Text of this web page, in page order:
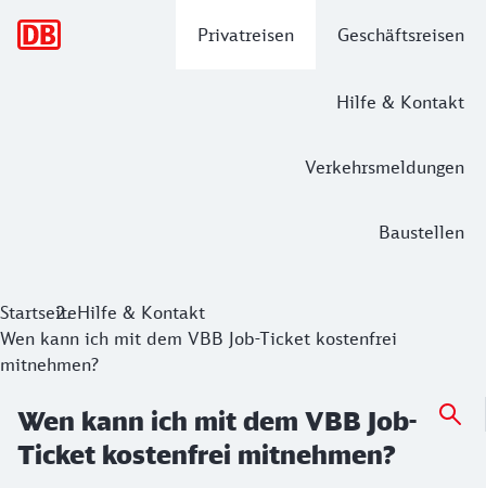
Privatreisen Geschäftsreisen
Hilfe & Kontakt
Verkehrsmeldungen
Baustellen
StartseiteHilfe & Kontakt
Wen kann ich mit dem VBB Job-Ticket kostenfrei
mitnehmen?
Wen kann ich mit dem VBB Job-
Ticket kostenfrei mitnehmen?